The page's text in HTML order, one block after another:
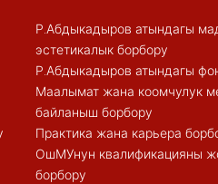
Р.Абдыкадыров атындагы
эстетикалык борбору
Р.Абдыкадыров атындагы
Маалымат жана коомчулук
байланыш борбору
Практика жана карьера
ОшМУнун квалификацияны
борбору